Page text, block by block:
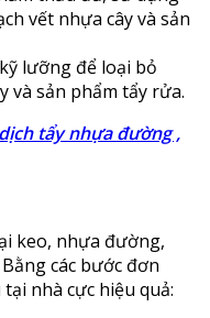
vết nhựa cây và sản
lưỡng để loại bỏ
và sản phẩm tẩy rửa.
tẩy nhựa đường ,
keo, nhựa đường,
các bước đơn
nhà cực hiệu quả: